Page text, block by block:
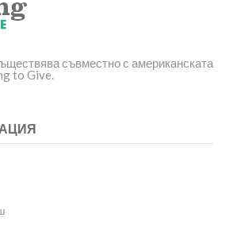
съвместно с американската
to Give.